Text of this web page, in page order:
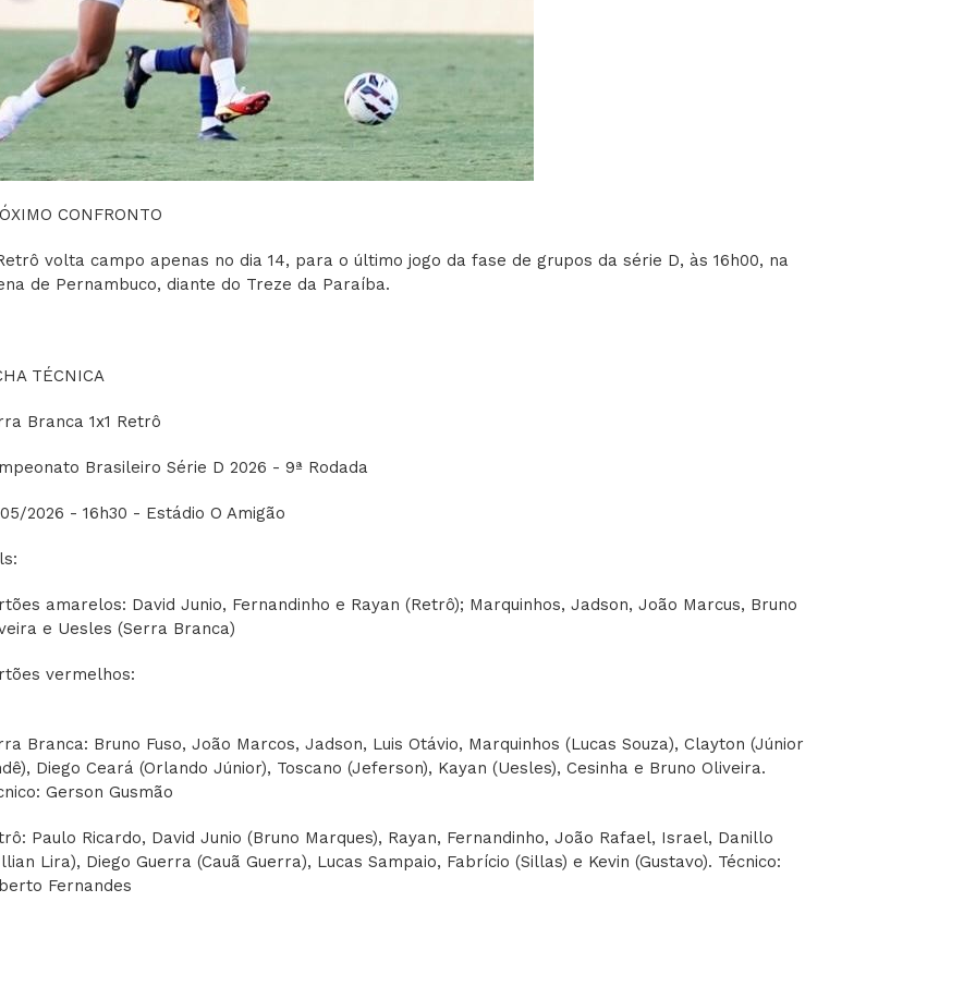
CONFRONTO
volta campo apenas no dia 14, para o último jogo da fase de grupos da série D, às 16h00, na
de Pernambuco, diante do Treze da Paraíba.
TÉCNICA
Branca 1x1 Retrô
Brasileiro Série D 2026 - 9ª Rodada
2026 - 16h30 - Estádio O Amigão
amarelos: David Junio, Fernandinho e Rayan (Retrô); Marquinhos, Jadson, João Marcus, Bruno
e Uesles (Serra Branca)
vermelhos:
Branca: Bruno Fuso, João Marcos, Jadson, Luis Otávio, Marquinhos (Lucas Souza), Clayton (Júnior
Diego Ceará (Orlando Júnior), Toscano (Jeferson), Kayan (Uesles), Cesinha e Bruno Oliveira.
Gerson Gusmão
Paulo Ricardo, David Junio (Bruno Marques), Rayan, Fernandinho, João Rafael, Israel, Danillo
Lira), Diego Guerra (Cauã Guerra), Lucas Sampaio, Fabrício (Sillas) e Kevin (Gustavo). Técnico:
Fernandes